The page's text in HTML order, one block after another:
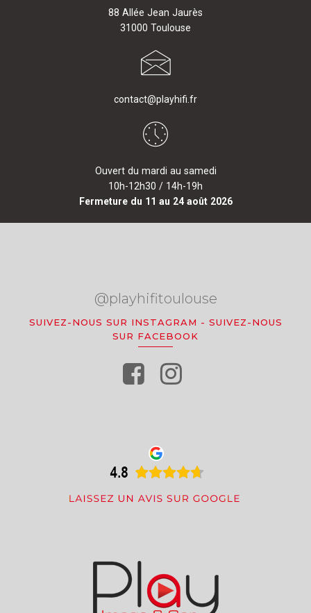
88 Allée Jean Jaurès
31000 Toulouse
contact@playhifi.fr
Ouvert du mardi au samedi
10h-12h30 / 14h-19h
Fermeture du 11 au 24 août 2026
@playhifitoulouse
SUIVEZ-NOUS SUR INSTAGRAM - SUIVEZ-NOUS
SUR FACEBOOK